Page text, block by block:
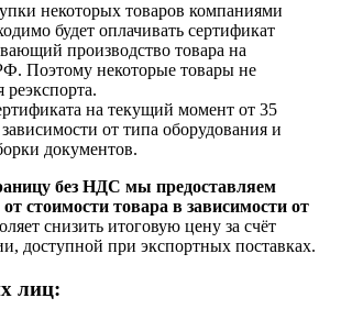
некоторых товаров компаниями
будет оплачивать сертификат
производство товара на
Поэтому некоторые товары не
реэкспорта.
на текущий момент от 35
от типа оборудования и
документов.
без НДС мы предоставляем
стоимости товара в зависимости от
снизить итоговую цену за счёт
доступной при экспортных поставках.
лиц: